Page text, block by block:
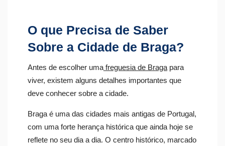
O que Precisa de Saber
Sobre a Cidade de Braga?
Antes de escolher uma freguesia de Braga para
viver, existem alguns detalhes importantes que
deve conhecer sobre a cidade.
Braga é uma das cidades mais antigas de Portugal,
com uma forte herança histórica que ainda hoje se
reflete no seu dia a dia. O centro histórico, marcado